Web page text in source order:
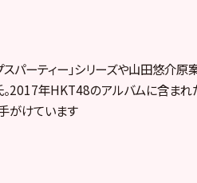
スパーティー」シリーズや山田悠介
。2017年HKT48のアルバムに含
手がけています